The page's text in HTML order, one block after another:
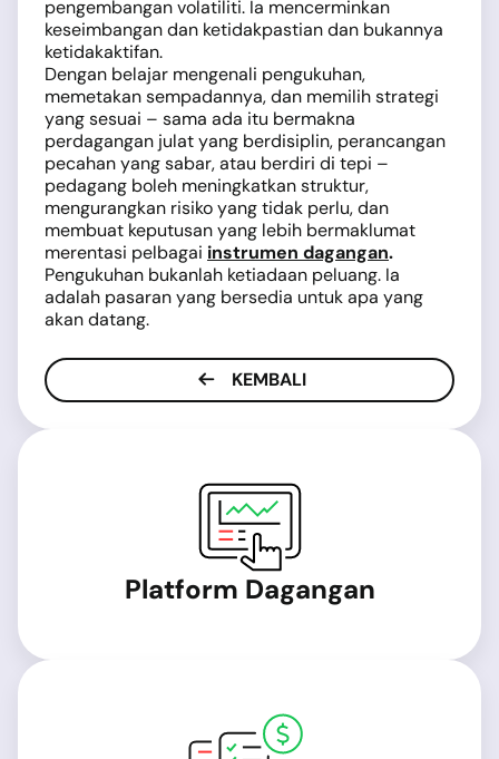
pengembangan volatiliti. Ia mencerminkan
keseimbangan dan ketidakpastian dan bukannya
ketidakaktifan.
Dengan belajar mengenali pengukuhan,
memetakan sempadannya, dan memilih strategi
yang sesuai – sama ada itu bermakna
perdagangan julat yang berdisiplin, perancangan
pecahan yang sabar, atau berdiri di tepi –
pedagang boleh meningkatkan struktur,
mengurangkan risiko yang tidak perlu, dan
membuat keputusan yang lebih bermaklumat
merentasi pelbagai instrumen dagangan.
Pengukuhan bukanlah ketiadaan peluang. Ia
adalah pasaran yang bersedia untuk apa yang
akan datang.
KEMBALI
Platform Dagangan